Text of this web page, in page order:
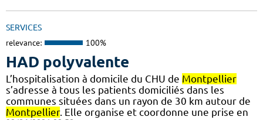
SERVICES
relevance: 100%
HAD polyvalente
L’hospitalisation à domicile du CHU de Montpellier
s’adresse à tous les patients domiciliés dans les
communes situées dans un rayon de 30 km autour de
Montpellier. Elle organise et coordonne une prise en